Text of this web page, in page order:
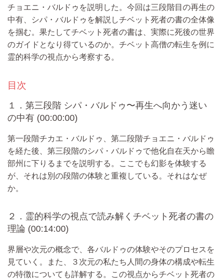
チョエニ・バルドゥを説明した。今回は三段階目の再生の
中有、シパ・バルドゥを解説しチベット死者の書の全体像
を掴む。果たしてチベット死者の書は、実際に死後の世界
のガイドとなり得ているのか。チベット高僧の転生を例に
霊的科学の視点から考察する。
目次
１．第三段階 シパ・バルドゥ〜再生へ向かう迷い
の中有 (00:00:00)
第一段階チカエ・バルドゥ、第二段階チョエニ・バルドゥ
を経た後、第三段階のシパ・バルドゥで他化自在天から瞻
部州に下りるまでを説明する。ここでも幻影を体験する
が、それは別の段階の体験と重複している。それはなぜ
か。
２．霊的科学の視点で読み解くチベット死者の書の
理論 (00:14:00)
界層や次元の概念で、各バルドゥの体験やそのプロセスを
見ていく。また、３次元の私たち人間の身体の構成や転生
の特徴についても詳解する。この視点からチベット死者の